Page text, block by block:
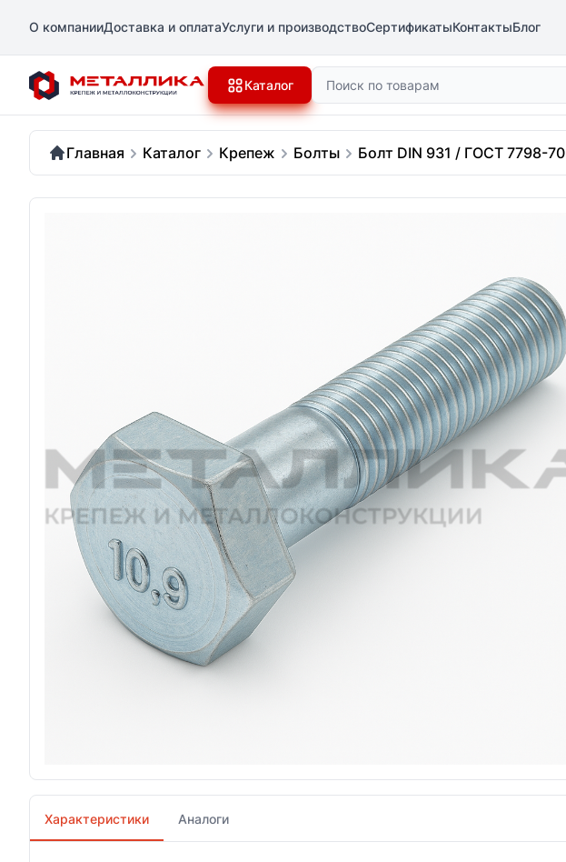
О компанииДоставка и оплатаУслуги и производствоСертификатыКонтактыБлог
Каталог Поиск
Главная Каталог Крепеж Болты Болт DIN 931 / ГОСТ 7798-70
Характеристики Аналоги